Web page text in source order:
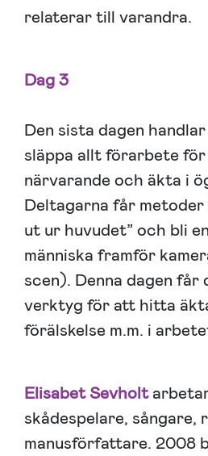
relaterar till varandra.
Dag 3
Den sista dagen
släppa allt förarbete
närvarande och äkta i
Deltagarna får metoder
ut ur huvudet” och bli
människa framför
scen). Denna dagen får
verktyg för att hitta
förälskelse m.m. i
Elisabet Sevholt
skådespelare, sångare,
manusförfattare. 2008